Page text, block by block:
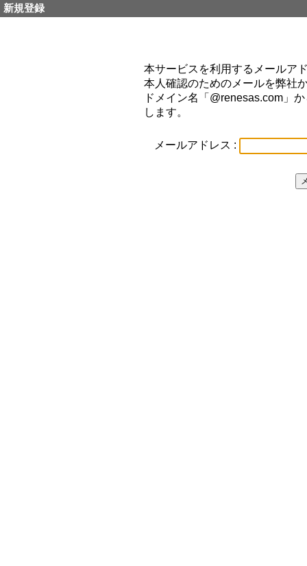
新規登録
本サービスを利用するメールア
本人確認のためのメールを弊社
ドメイン名「@renesas.com」
します。
メールアドレス :